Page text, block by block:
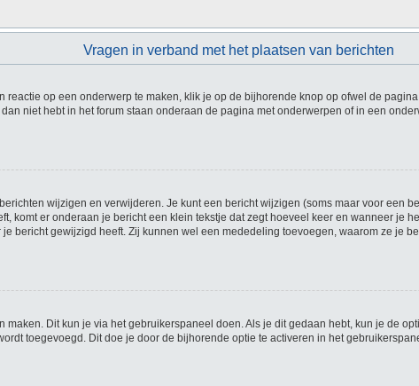
Vragen in verband met het plaatsen van berichten
op een onderwerp te maken, klik je op de bijhorende knop op ofwel de
niet hebt in het forum staan onderaan de pagina met onderwerpen of in een
wijzigen en verwijderen. Je kunt een bericht wijzigen (soms maar voor een
komt er onderaan je bericht een klein tekstje dat zegt hoeveel keer en wanneer je
bericht gewijzigd heeft. Zij kunnen wel een mededeling toevoegen, waarom ze je
Dit kun je via het gebruikerspaneel doen. Als je dit gedaan hebt, kun je de
toegevoegd. Dit doe je door de bijhorende optie te activeren in het